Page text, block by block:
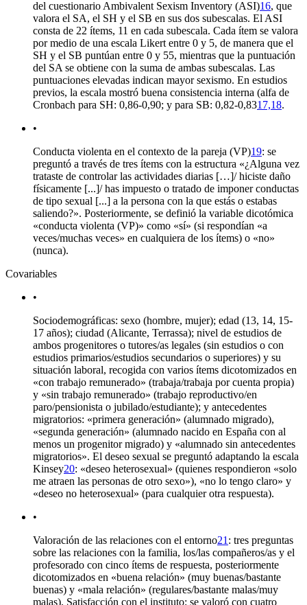
del cuestionario Ambivalent Sexism Inventory (ASI)16, que
valora el SA, el SH y el SB en sus dos subescalas. El ASI
consta de 22 ítems, 11 en cada subescala. Cada ítem se valora
por medio de una escala Likert entre 0 y 5, de manera que el
SH y el SB puntúan entre 0 y 55, mientras que la puntuación
del SA se obtiene con la suma de ambas subescalas. Las
puntuaciones elevadas indican mayor sexismo. En estudios
previos, la escala mostró buena consistencia interna (alfa de
Cronbach para SH: 0,86-0,90; y para SB: 0,82-0,8317,18.
•
Conducta violenta en el contexto de la pareja (VP)19: se
preguntó a través de tres ítems con la estructura «¿Alguna vez
trataste de controlar las actividades diarias […]/ hiciste daño
físicamente [...]/ has impuesto o tratado de imponer conductas
de tipo sexual [...] a la persona con la que estás o estabas
saliendo?». Posteriormente, se definió la variable dicotómica
«conducta violenta (VP)» como «sí» (si respondían «a
veces/muchas veces» en cualquiera de los ítems) o «no»
(nunca).
Covariables
•
Sociodemográficas: sexo (hombre, mujer); edad (13, 14, 15-
17 años); ciudad (Alicante, Terrassa); nivel de estudios de
ambos progenitores o tutores/as legales (sin estudios o con
estudios primarios/estudios secundarios o superiores) y su
situación laboral, recogida con varios ítems dicotomizados en
«con trabajo remunerado» (trabaja/trabaja por cuenta propia)
y «sin trabajo remunerado» (trabajo reproductivo/en
paro/pensionista o jubilado/estudiante); y antecedentes
migratorios: «primera generación» (alumnado migrado),
«segunda generación» (alumnado nacido en España con al
menos un progenitor migrado) y «alumnado sin antecedentes
migratorios». El deseo sexual se preguntó adaptando la escala
Kinsey20: «deseo heterosexual» (quienes respondieron «solo
me atraen las personas de otro sexo»), «no lo tengo claro» y
«deseo no heterosexual» (para cualquier otra respuesta).
•
Valoración de las relaciones con el entorno21 : tres preguntas
sobre las relaciones con la familia, los/las compañeros/as y el
profesorado con cinco ítems de respuesta, posteriormente
dicotomizados en «buena relación» (muy buenas/bastante
buenas) y «mala relación» (regulares/bastante malas/muy
malas). Satisfacción con el instituto: se valoró con cuatro